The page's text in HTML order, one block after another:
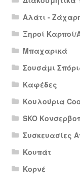
Αλάτι -
Ξηροί
Μπαχαρικά
Σουσάμι
Καφέδες
Κουλούρια
SKO
Συσκευασίες
Κουπάτ
Κορνέ